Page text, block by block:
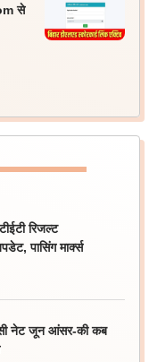
से
रिजल्ट
पासिंग मार्क्स
नेट जून आंसर-की कब